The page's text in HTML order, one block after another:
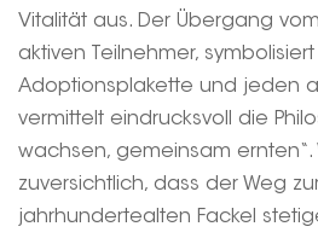
Vitalität aus. Der Übergang
aktiven Teilnehmer,
Adoptionsplakette und jeden
vermittelt eindrucksvoll die
wachsen, gemeinsam ernten“.
zuversichtlich, dass der Weg
jahrhundertealten Fackel